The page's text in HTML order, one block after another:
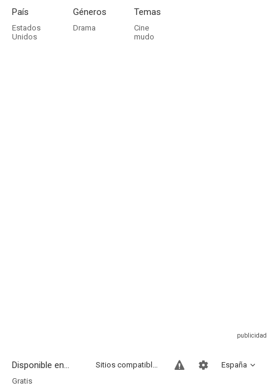
País
Estados
Unidos
Géneros
Drama
Temas
Cine
mudo
Disponible en... España
Sitios compatibles
Gratis